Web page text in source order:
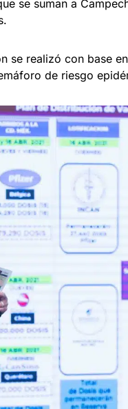
se suman a
se realizó con base
de riesgo